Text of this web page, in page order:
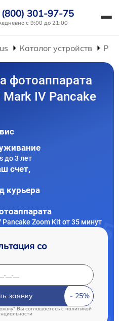
(800) 301-97-75
с 9:00 до 21:00
Каталог устройств
фотоаппарата
IV Pancake
до 3 лет
счет,
курьера
Pancake Zoom Kit от 35 минут
со
заявку
Вы соглашаетесь c политикой